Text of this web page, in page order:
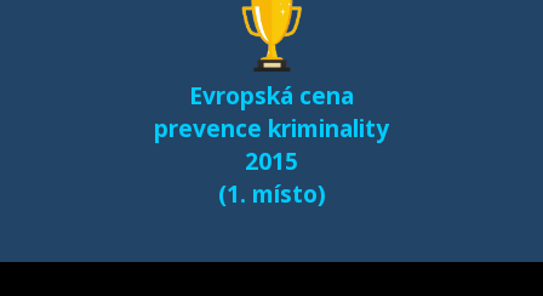
Evropská cena
prevence kriminality
2015
(1. místo)